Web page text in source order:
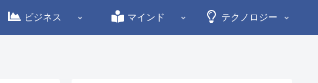
ビジネス マインド テクノロジー